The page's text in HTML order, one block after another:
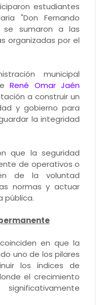
estudiantes
"Don Fernando
se sumaron a las
organizadas por el
municipal
René Omar Jaén
a construir un
y gobierno para
la integridad
que la seguridad
de operativos o
de la voluntad
normas y actuar
pública.
en que la
uno de los pilares
los índices de
el crecimiento